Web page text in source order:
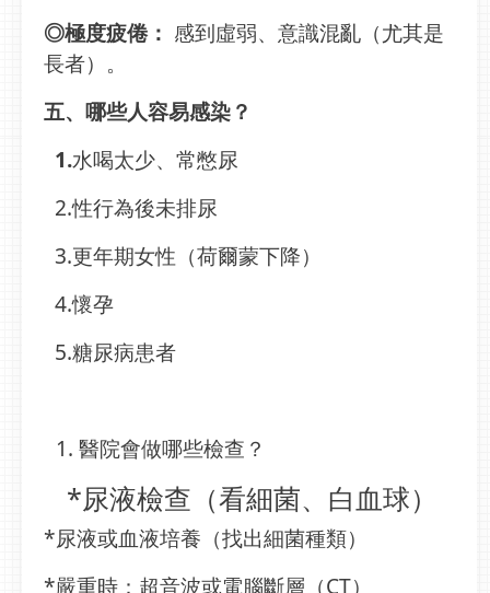
◎極度疲倦： 感到虛弱、意識混亂（尤其是
長者）。
五、哪些人容易感染？
1.水喝太少、常憋尿
2.性行為後未排尿
3.更年期女性（荷爾蒙下降）
4.懷孕
5.糖尿病患者
醫院會做哪些檢查？
*尿液檢查（看細菌、白血球）
*尿液或血液培養（找出細菌種類）
*嚴重時：超音波或電腦斷層（CT）